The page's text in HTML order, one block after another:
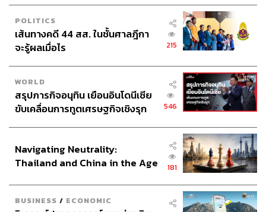
POLITICS
เส้นทางคดี 44 สส. ในชั้นศาลฎีกา
จะรู้ผลเมื่อไร
215
WORLD
สรุปภารกิจอนุทิน เยือนอินโดนีเซีย
ขับเคลื่อนการทูตเศรษฐกิจเชิงรุก
546
Navigating Neutrality:
Thailand and China in the Age
181
BUSINESS / ECONOMIC